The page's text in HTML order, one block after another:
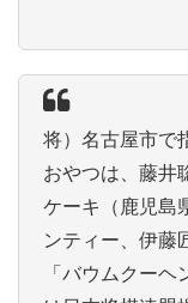
将）名古屋市で
おやつは、藤井
ケーキ（鹿児島
ンティー、伊藤
「バウムクー